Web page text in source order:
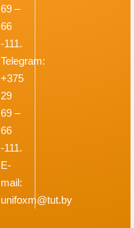
69 –
66
-111.
Telegram:
+375
29
69 –
66
-111.
E-
mail:
unifoxm@tut.by